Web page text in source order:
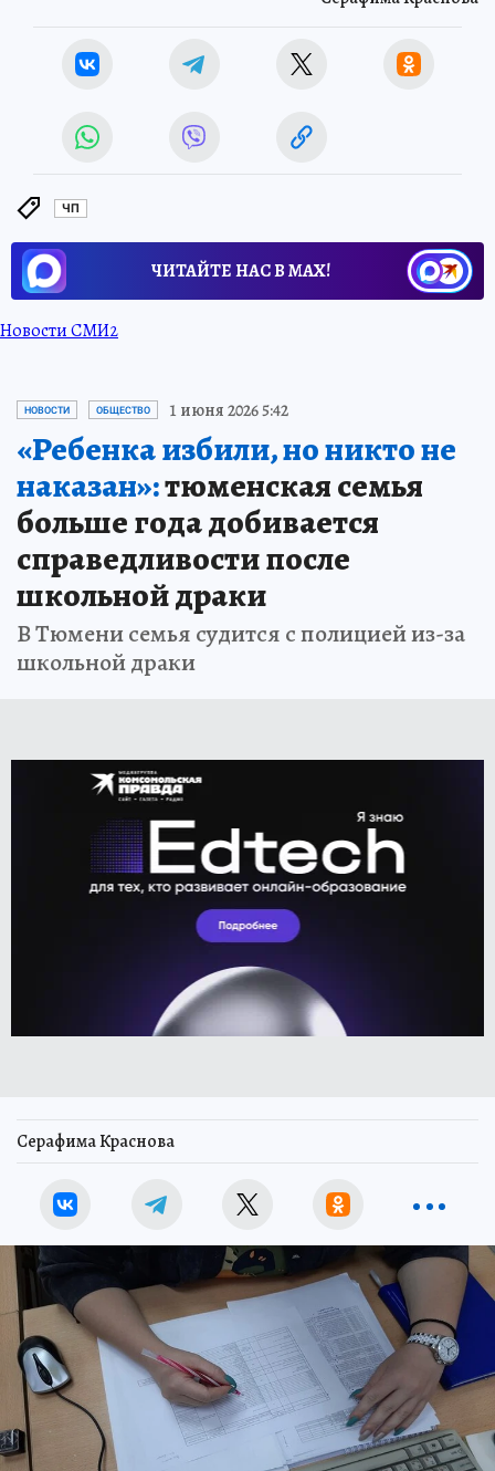
ЧП
ЧИТАЙТЕ НАС В МАХ!
Новости СМИ2
НОВОСТИ ОБЩЕСТВО 1 июня 2026 5:42
«Ребенка избили, но никто не
наказан»:тюменская семья
больше года добивается
справедливости после
школьной драки
В Тюмени семья судится с полицией из-за
школьной драки
Серафима Краснова